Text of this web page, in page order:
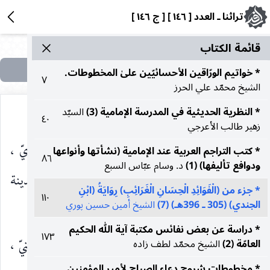
تراثنا ـ العدد [ ١٤٦ ] [ ج ١٤٦ ]
قائمة الکتاب
* خواتيم الورّاقين الأحسائيّين علىٰ المخطوطات.
الشيخ محمّد علي الحرز
٧
* النظرية الحديثية في المدرسة الإمامية (3) السيّد
زهير طالب الأعرجي
٤٠
* كتب التراجم العربية عند الإمامية (نشأتها وأنواعها
ودوافع تأليفها) (1) د. وسام عبّاس السبع
٨٦
* جزء من (الْفَوَائِدِ الْحِسَانِ الْغَرَائِبِ) رِوَايَةُ (ابْنِ
الجندي) (305 ـ 396هـ) (7) الشيخ أمين حسين پوري
١١٠
* دراسة عن بعض نفائس مكتبة آية الله الحكيم
العامّة (2) الشيخ محمّد لطف زاده
١٧٣
١١٠ ـ الموضوعات: عبد الرحمن بن علي الجوزيّ ،
تحقيق : عبد الرحمن محمّد عثمان ، المكتبة السلفية ، المدينة
، ١٣٨٦هـ.
١١١ ـ المؤتلف والمختلف : علي بن عمر الدارقطنيّ ،